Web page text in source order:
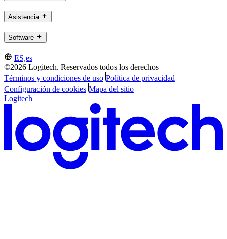
Asistencia
Software
ES,es
©2026 Logitech. Reservados todos los derechos
Términos y condiciones de uso Política de privacidad
Configuración de cookies Mapa del sitio
Logitech